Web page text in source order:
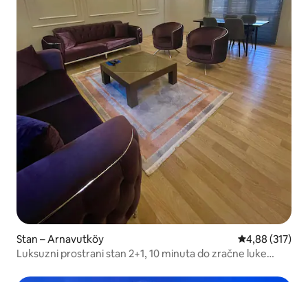
Stan – Arnavutköy Prosječna
4,88 (317)
Luksuzni prostrani stan 2+1, 10 minuta do zračne luke